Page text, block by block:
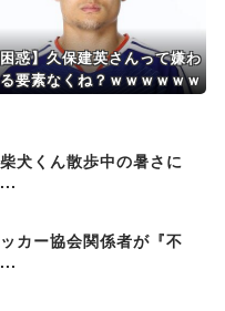
ちしている間は先に曲がらせ
ようかな？なんて
惑】久保建英さんって嫌わ
要素なくね？ｗｗｗｗｗｗ
犬くん散歩中の暑さに
カー協会関係者が『不